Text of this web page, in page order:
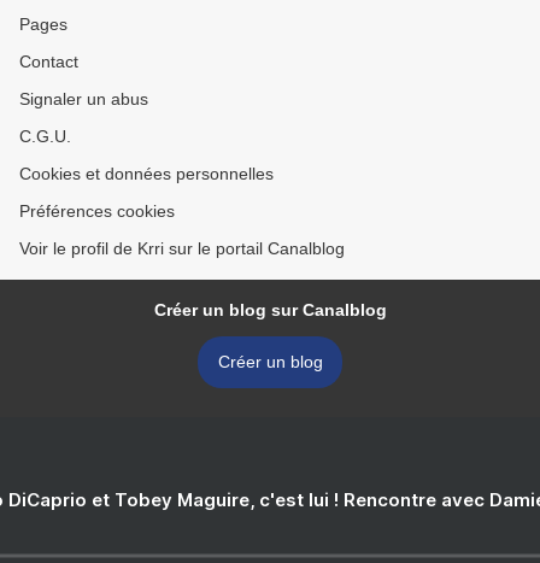
Pages
Contact
Signaler un abus
C.G.U.
Cookies et données personnelles
Préférences cookies
Voir le profil de Krri sur le portail Canalblog
Créer un blog sur Canalblog
Créer un blog
DiCaprio et Tobey Maguire, c'est lui ! Rencontre avec